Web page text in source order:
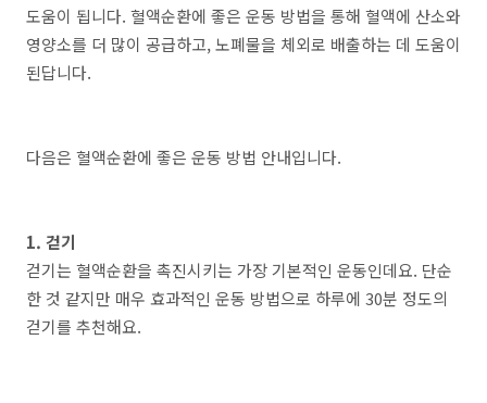
도움이 됩니다. 혈액순환에 좋은 운동 방법을 통해 혈액에 산소와
영양소를 더 많이 공급하고, 노폐물을 체외로 배출하는 데 도움이
된답니다.
다음은 혈액순환에 좋은 운동 방법 안내입니다.
1. 걷기
걷기는 혈액순환을 촉진시키는 가장 기본적인 운동인데요. 단순
한 것 같지만 매우 효과적인 운동 방법으로 하루에 30분 정도의
걷기를 추천해요.